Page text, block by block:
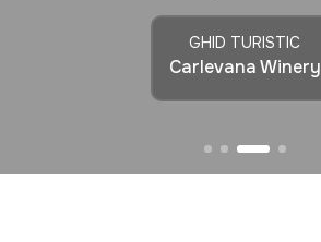
GHID TURISTIC
Carlevana Winery